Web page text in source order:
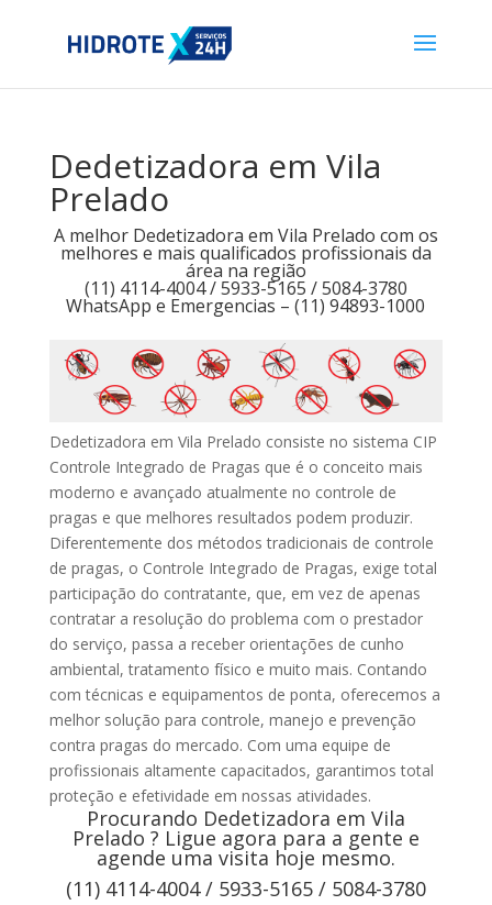
Dedetizadora em Vila
Prelado
A melhor Dedetizadora em Vila Prelado com os
melhores e mais qualificados profissionais da
área na região
(11) 4114-4004 / 5933-5165 / 5084-3780
WhatsApp e Emergencias – (11) 94893-1000
Dedetizadora em Vila Prelado consiste no sistema CIP
Controle Integrado de Pragas que é o conceito mais
moderno e avançado atualmente no controle de
pragas e que melhores resultados podem produzir.
Diferentemente dos métodos tradicionais de controle
de pragas, o Controle Integrado de Pragas, exige total
participação do contratante, que, em vez de apenas
contratar a resolução do problema com o prestador
do serviço, passa a receber orientações de cunho
ambiental, tratamento físico e muito mais. Contando
com técnicas e equipamentos de ponta, oferecemos a
melhor solução para controle, manejo e prevenção
contra pragas do mercado. Com uma equipe de
profissionais altamente capacitados, garantimos total
proteção e efetividade em nossas atividades.
Procurando Dedetizadora em Vila
Prelado ? Ligue agora para a gente e
agende uma visita hoje mesmo.
(11) 4114-4004 / 5933-5165 / 5084-3780